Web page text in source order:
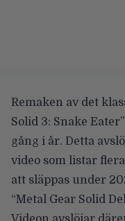
Remaken av det
Solid 3: Snake
gång i år. Detta
video som listar
att släppas under
“Metal Gear Solid